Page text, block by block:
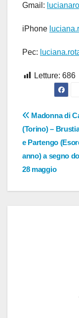
Gmail:
iPhone
Pec:
Letture: 686
articoli
Madonna di
(Torino) –
e Partengo
anno) a segno
28 maggio